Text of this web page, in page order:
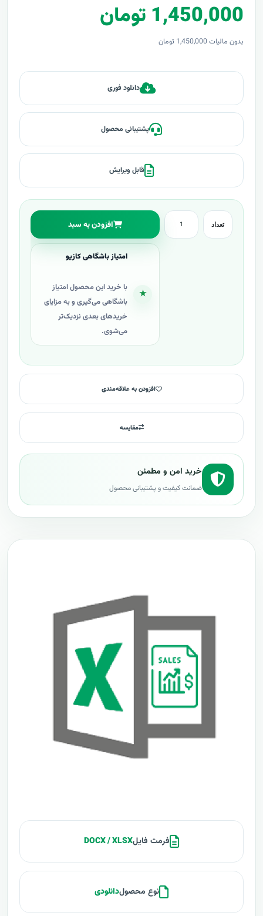
1,450,000 تومان
بدون مالیات 1,450,000 تومان
دانلود فوری
پشتیبانی محصول
قابل ویرایش
تعداد افزودن به سبد
★
امتیاز باشگاهی کازیو
با خرید این محصول امتیاز
باشگاهی می‌گیری و به مزایای
خریدهای بعدی نزدیک‌تر
می‌شوی.
افزودن به علاقه‌مندی
مقایسه
خرید امن و مطمئن
ضمانت کیفیت و پشتیبانی محصول
فرمت فایلDOCX / XLSX
نوع محصولدانلودی